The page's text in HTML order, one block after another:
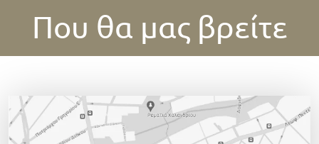
Που θα μας βρείτε